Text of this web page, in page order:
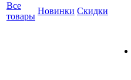
Все
товары
Новинки Скидки